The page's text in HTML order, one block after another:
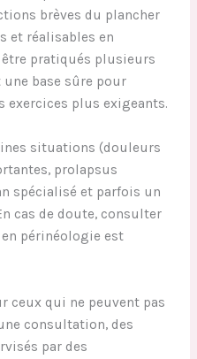
brèves du plancher
et réalisables en
pratiqués plusieurs
base sûre pour
exercices plus exigeants.
situations (douleurs
prolapsus
spécialisé et parfois un
cas de doute, consulter
périnéologie est
ceux qui ne peuvent pas
consultation, des
par des